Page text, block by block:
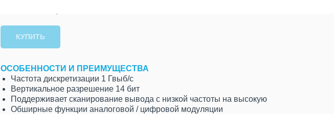
КУПИТЬ
ОСОБЕННОСТИ И ПРЕИМУЩЕСТВА
Частота дискретизации 1 Гвыб/с
Вертикальное разрешение 14 бит
Поддерживает сканирование вывода с низкой частоты на высокую
Обширные функции аналоговой / цифровой модуляции